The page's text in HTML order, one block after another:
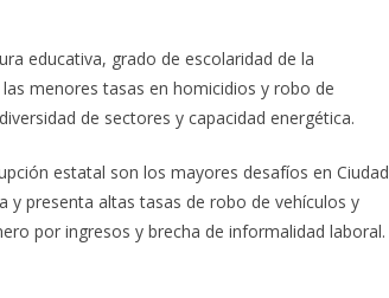
educativa, grado de escolaridad de la
menores tasas en homicidios y robo de
de sectores y capacidad energética.
estatal son los mayores desafíos en Ciudad
y presenta altas tasas de robo de vehículos y
por ingresos y brecha de informalidad laboral.